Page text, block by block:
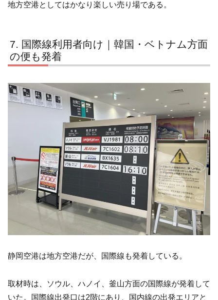
地方空港としてはかなり楽しい売り場である。
国際線利用者向け｜韓国・ベトナム方面
の便も発着
静岡空港は地方空港だが、国際線も発着している。
取材時は、ソウル、ハノイ、釜山方面の国際線が発着して
いた。国際線出発口は2階にあり、国内線の出発エリアと